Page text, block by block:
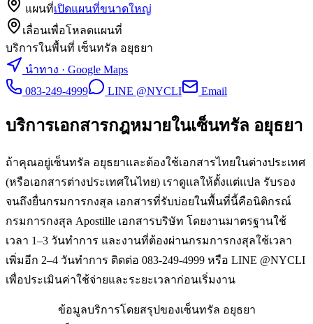
แผนที่เปิดแผนที่ขนาดใหญ่
เลื่อนเพื่อโหลดแผนที่
บริการในพื้นที่ เซ็นทรัล อยุธยา
นำทาง · Google Maps
083-249-4999
LINE @NYCLI Email
บริการเอกสารกฎหมายในเซ็นทรัล อยุธยา
ถ้าคุณอยู่เซ็นทรัล อยุธยาและต้องใช้เอกสารไทยในต่างประเทศ
(หรือเอกสารต่างประเทศในไทย) เราดูแลให้ตั้งแต่แปล รับรอง
จนถึงยื่นกรมการกงสุล เอกสารที่รับบ่อยในพื้นที่นี้คือนิติกรณ์
กรมการกงสุล Apostille เอกสารบริษัท โดยงานมาตรฐานใช้
เวลา 1–3 วันทำการ และงานที่ต้องผ่านกรมการกงสุลใช้เวลา
เพิ่มอีก 2–4 วันทำการ ติดต่อ 083-249-4999 หรือ LINE @NYCLI
เพื่อประเมินค่าใช้จ่ายและระยะเวลาก่อนเริ่มงาน
ข้อมูลบริการโดยสรุปของเซ็นทรัล อยุธยา